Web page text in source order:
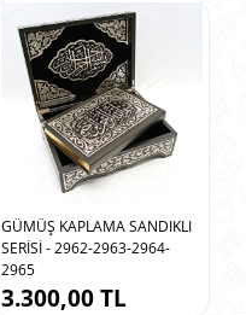
GÜMÜŞ KAPLAMA SANDIKLI
SERİSİ - 2962-2963-2964-
2965
3.300,00 TL